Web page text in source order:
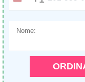
States
Nome: